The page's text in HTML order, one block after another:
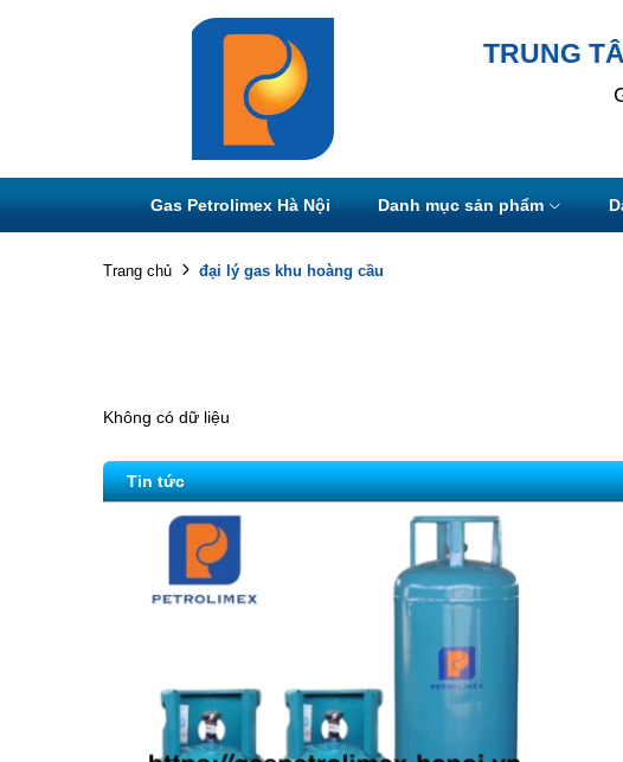
TRUNG
Gas Petrolimex Hà Nội Danh mục sản phẩm
Trang chủ đại lý gas khu hoàng cầu
Không có dữ liệu
Tin tức